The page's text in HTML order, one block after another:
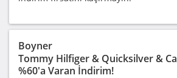
Boyner
Tommy Hilfiger & Quicksilver &
%60'a Varan İndirim!